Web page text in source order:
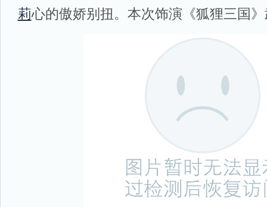
莉心的傲娇别扭。本次饰演《狐狸三国